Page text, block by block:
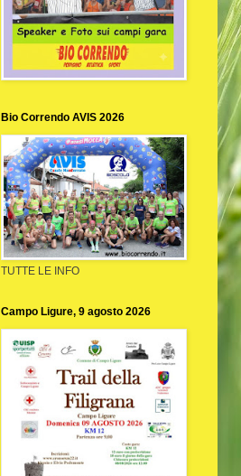
Bio Correndo AVIS 2026
TUTTE LE INFO
Campo Ligure, 9 agosto 2026